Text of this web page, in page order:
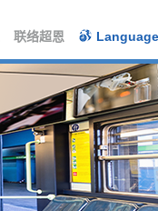
联络超恩 Language